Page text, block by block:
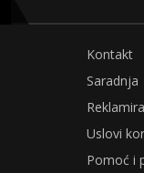
Kontakt
Saradnja
Uslovi
Pomoć i